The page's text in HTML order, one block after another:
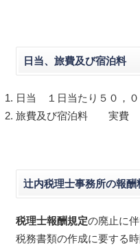
日当、旅費及び宿泊料
日当 １日当たり５０，０
旅費及び宿泊料 実費
辻内税理士事務所の報酬
税理士報酬規定の廃止に
税務書類の作成に要する